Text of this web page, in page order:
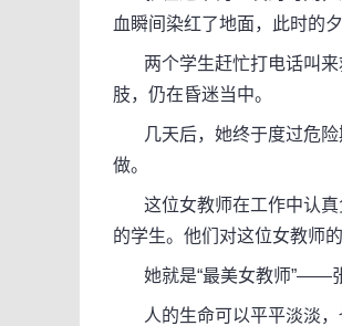
血瞬间染红了地面，此时的
两个学生赶忙打电话叫来
肢，仍在昏迷当中。
几天后，她终于度过危险
做。
这位女教师在工作中认真
的学生。他们对这位女教师
她就是“最美女教师”——张
人的生命可以平平淡淡，